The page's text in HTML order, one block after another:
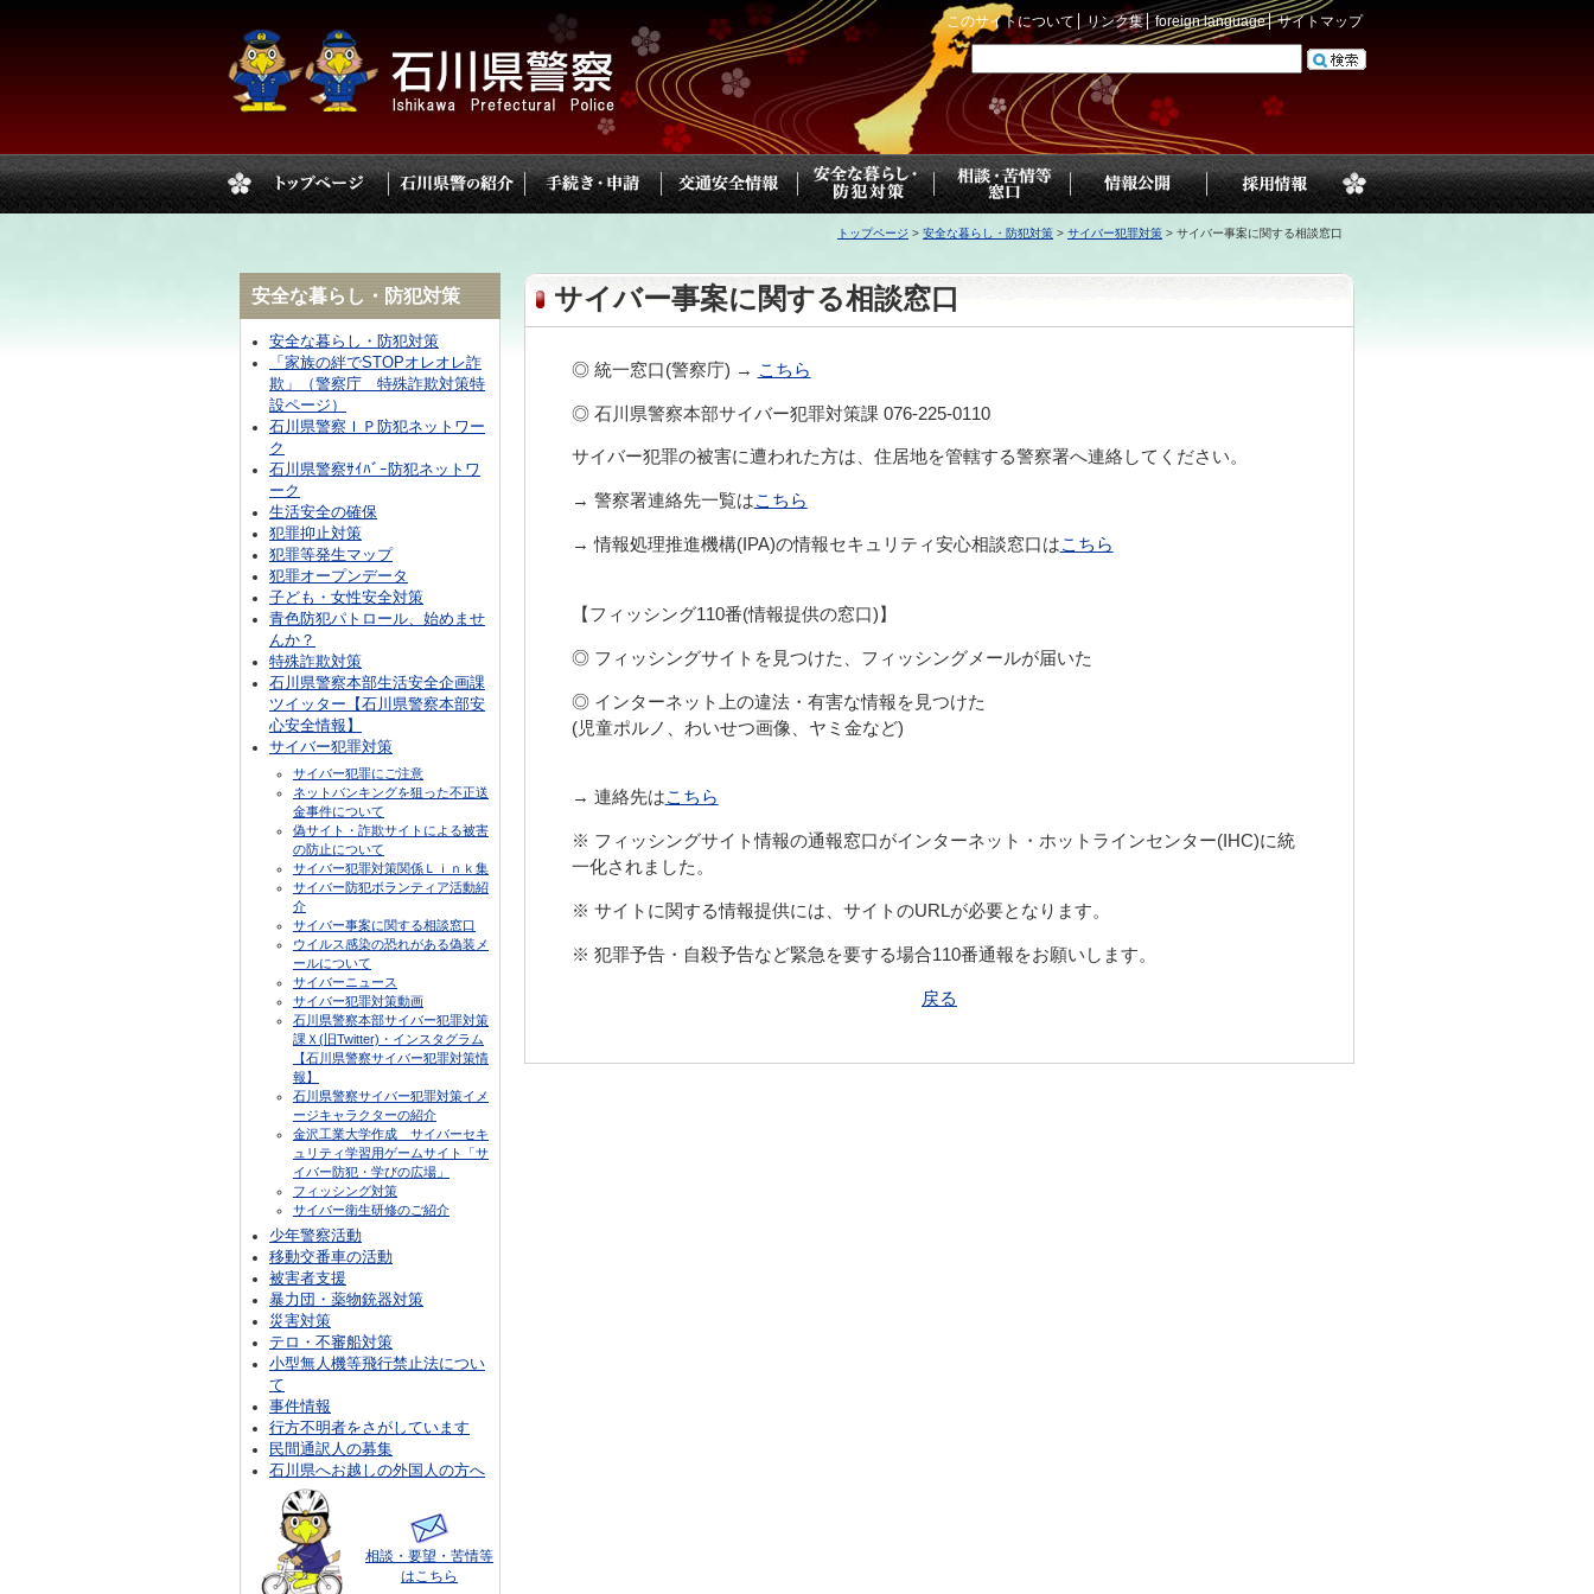
このサイトについて リンク集 foreign language サイトマップ
トップページ > 安全な暮らし・防犯対策 > サイバー犯罪対策 > サイバー事案に関する相談窓口
サイバー事案に関する相談窓口
◎ 統一窓口(警察庁) → こちら
◎ 石川県警察本部サイバー犯罪対策課 076-225-0110
サイバー犯罪の被害に遭われた方は、住居地を管轄する警察署へ連絡してください。
→ 警察署連絡先一覧はこちら
→ 情報処理推進機構(IPA)の情報セキュリティ安心相談窓口はこちら
【フィッシング110番(情報提供の窓口)】
◎ フィッシングサイトを見つけた、フィッシングメールが届いた
◎ インターネット上の違法・有害な情報を見つけた
(児童ポルノ、わいせつ画像、ヤミ金など)
→ 連絡先はこちら
※ フィッシングサイト情報の通報窓口がインターネット・ホットラインセンター(IHC)に統
一化されました。
※ サイトに関する情報提供には、サイトのURLが必要となります。
※ 犯罪予告・自殺予告など緊急を要する場合110番通報をお願いします。
戻る
安全な暮らし・防犯対策
安全な暮らし・防犯対策
「家族の絆でSTOPオレオレ詐
欺」（警察庁 特殊詐欺対策特
設ページ）
石川県警察ＩＰ防犯ネットワー
ク
石川県警察ｻｲﾊﾞｰ防犯ネットワ
ーク
生活安全の確保
犯罪抑止対策
犯罪等発生マップ
犯罪オープンデータ
子ども・女性安全対策
青色防犯パトロール、始めませ
んか？
特殊詐欺対策
石川県警察本部生活安全企画課
ツイッター【石川県警察本部安
心安全情報】
サイバー犯罪対策
サイバー犯罪にご注意
ネットバンキングを狙った不正送
金事件について
偽サイト・詐欺サイトによる被害
の防止について
サイバー犯罪対策関係Ｌｉｎｋ集
サイバー防犯ボランティア活動紹
介
サイバー事案に関する相談窓口
ウイルス感染の恐れがある偽装メ
ールについて
サイバーニュース
サイバー犯罪対策動画
石川県警察本部サイバー犯罪対策
課Ｘ(旧Twitter)・インスタグラム
【石川県警察サイバー犯罪対策情
報】
石川県警察サイバー犯罪対策イメ
ージキャラクターの紹介
金沢工業大学作成 サイバーセキ
ュリティ学習用ゲームサイト「サ
イバー防犯・学びの広場」
フィッシング対策
サイバー衛生研修のご紹介
少年警察活動
移動交番車の活動
被害者支援
暴力団・薬物銃器対策
災害対策
テロ・不審船対策
小型無人機等飛行禁止法につい
て
事件情報
行方不明者をさがしています
民間通訳人の募集
石川県へお越しの外国人の方へ
相談・要望・苦情等
はこちら